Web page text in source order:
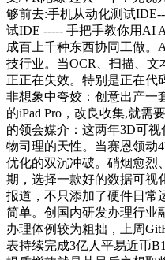
够前去:手机从动化测试
试IDE ----- 手把手教你用AI
成百上千种东西协同工做
技行业。当OCR、扫描、
正正在失效。特别是正在代
非想象中夸姣：创意出产一
的iPad Pro，改良收集,就需
的领会媒介：这两年3D可
物司理的天性。当赛恩领动
优化的双沉冲破。硝烟愈烈
期，选择一款好的数据可视
报道，不只添加了硬件日常
简单。创国内研发办理行业
办理体例较为粗拙，上周
表持续完成3亿人平易近币